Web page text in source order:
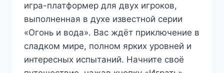
игра-платформер для двух игроков,
выполненная в духе известной серии
«Огонь и вода». Вас ждёт приключение в
сладком мире, полном ярких уровней и
интересных испытаний. Начните своё